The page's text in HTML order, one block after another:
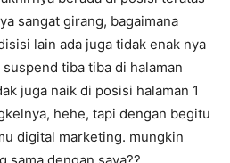
sangat girang, bagaimana
lain ada juga tidak enak nya
tiba tiba di halaman
juga naik di posisi halaman 1
hehe, tapi dengan begitu
digital marketing. mungkin